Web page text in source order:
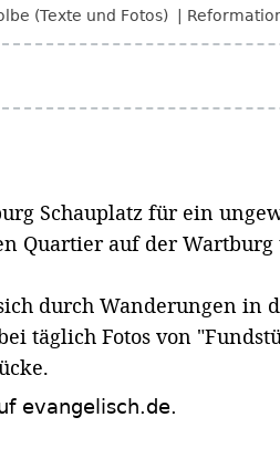
(Texte und Fotos)
Schauplatz für ein
Quartier auf der
durch Wanderungen in
täglich Fotos von
evangelisch.de.